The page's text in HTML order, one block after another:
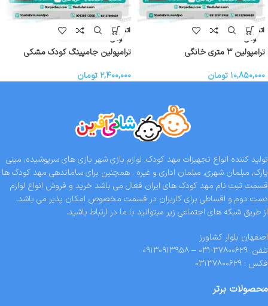
اتمام موج
ودی
ترامپولین ۳ متری خانگی
۱۰,۸۵۰,۰۰۰ تومان
اتمام موج
ودی
ترامپولین جامپینگ کودک مشکی
۲,۴۰۰,۰۰۰ تومان
تولید کننده انواع تجهیزات مهد کودک, لوازم بازی شهر بازی های سرپوشیده, مینی
پارک, مبلمان شهری, مبلمان اداری و غیره . همچنین برای ساماندهی مهد کودک ها
قسمت ثبت نام مهد کودک های ایران فعال می باشد خرید و فروش انواع لوازم
دست دوم و اقساطی برای کاربران در قسمت مخصوص امکان پذیر می باشد.
از طریق شبکه های اجتماعی زیر میتوانید با ما در ارتباط باشید.
اصفهان بلوار کشاورز
تلفن: ۳۷۸۰۰۶۲۹-۰۳۱ – ۰۹۱۳۰۹۱۳۹۵۸
فکس : ۰۳۱۳۷۸۰۰۶۲۹
محصولات برتر